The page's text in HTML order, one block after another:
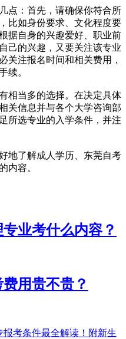
点：首先，请确保你符合所
比如身份要求、文化程度要
据自身的兴趣爱好、职业前
己的兴趣，又要关注该专业
关注报名时间和相关费用，
续。
相当多的选择。在决定具体
关信息并与各个大学咨询部
所选专业的入学条件，并注
地了解成人学历、东莞自考
内容。
业考什么内容？
用贵不贵？
报考条件最全解读！附新生